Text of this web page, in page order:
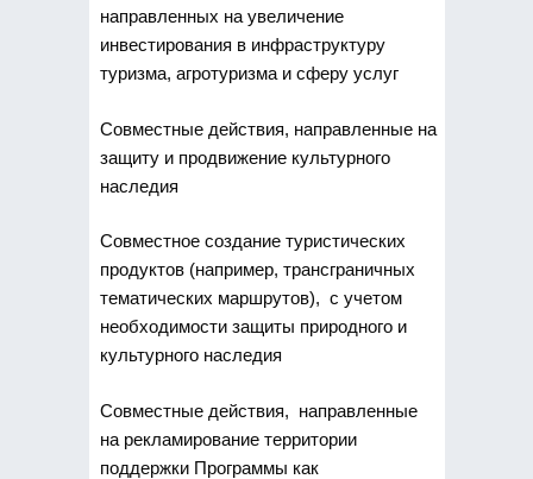
направленных на увеличение
инвестирования в инфраструктуру
туризма, агротуризма и сферу услуг
Совместные действия, направленные на
защиту и продвижение культурного
наследия
Совместное создание туристических
продуктов (например, трансграничных
тематических маршрутов), с учетом
необходимости защиты природного и
культурного наследия
Совместные действия, направленные
на рекламирование территории
поддержки Программы как